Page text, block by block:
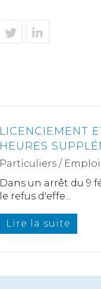
LICENCIEMENT
HEURES
Particuliers / Emploi
Dans un arrêt du 9
le refus d'effe...
Lire la suite